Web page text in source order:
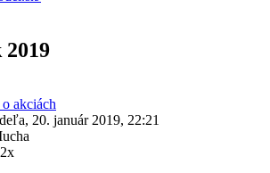
akciách
20. január 2019, 22:21